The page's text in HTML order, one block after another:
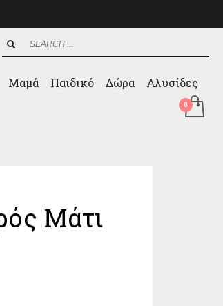
Μαμά Παιδικό Δώρα Αλυσίδες
Μάτι